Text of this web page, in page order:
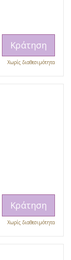
Κράτηση
Χωρίς διαθεσιμότητα
Κράτηση
Χωρίς διαθεσιμότητα